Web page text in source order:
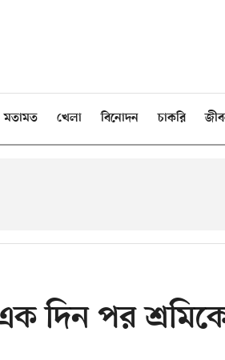
মতামত খেলা বিনোদন চাকরি
দিন পর